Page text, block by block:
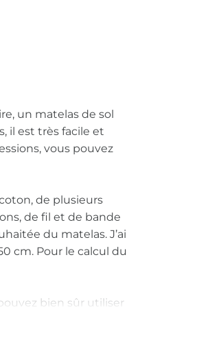
un matelas de sol
il est très facile et
vous pouvez
de plusieurs
de fil et de bande
du matelas. J’ai
cm. Pour le calcul du
pouvez bien sûr utiliser